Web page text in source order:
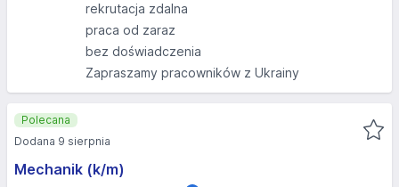
rekrutacja zdalna
praca od zaraz
bez doświadczenia
Zapraszamy pracowników z Ukrainy
Mechanik (k/m)
Polecana
Dodana 9 sierpnia